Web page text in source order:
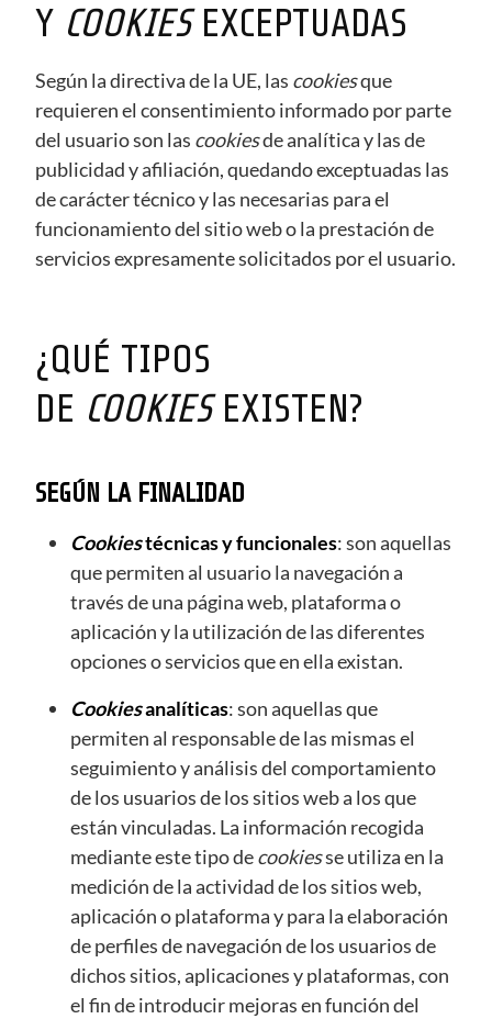
Y COOKIESEXCEPTUADAS
Según la directiva de la UE, las cookiesque
requieren el consentimiento informado por parte
del usuario son las cookiesde analítica y las de
publicidad y afiliación, quedando exceptuadas las
de carácter técnico y las necesarias para el
funcionamiento del sitio web o la prestación de
servicios expresamente solicitados por el usuario.
¿QUÉ TIPOS
DE COOKIESEXISTEN?
SEGÚN LA FINALIDAD
Cookiestécnicas y funcionales: son aquellas
que permiten al usuario la navegación a
través de una página web, plataforma o
aplicación y la utilización de las diferentes
opciones o servicios que en ella existan.
Cookiesanalíticas: son aquellas que
permiten al responsable de las mismas el
seguimiento y análisis del comportamiento
de los usuarios de los sitios web a los que
están vinculadas. La información recogida
mediante este tipo decookiesse utiliza en la
medición de la actividad de los sitios web,
aplicación o plataforma y para la elaboración
de perfiles de navegación de los usuarios de
dichos sitios, aplicaciones y plataformas, con
el fin de introducir mejoras en función del